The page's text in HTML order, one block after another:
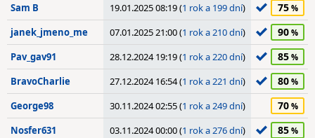
Sam B 19.01.2025 08:19 (1 rok a 199 dní) 75
janek_jmeno_me 07.01.2025 21:00 (1 rok a 210 dní) 90
Pav_gav91 28.12.2024 19:19 (1 rok a 220 dní) 85
BravoCharlie 27.12.2024 16:54 (1 rok a 221 dní) 80
George98 30.11.2024 02:55 (1 rok a 249 dní) 70
Nosfer631 03.11.2024 00:00 (1 rok a 276 dní) 85